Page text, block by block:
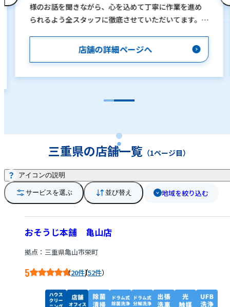
様のお話を聞きながら、心を込めて丁寧に作業を進め
られるよう全スタッフに徹底させていただいてます。
に、まずは簡単にお電話で内容を伺ったあとは、無料
で訪問させていただき、お見積りと合わせて、ご要望に
店舗の詳細ページへ
三重県の店舗一覧 （1ページ目）
サービスを選ぶ 並び替え 地域を絞り込む
アイコンの説明
おそうじ本舗 亀山店
拠点：三重県亀山市栄町
5 20件/52件